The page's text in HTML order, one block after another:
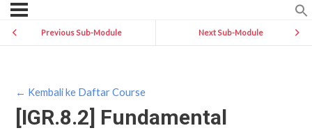
Previous Sub-Module Next Sub-Module
← Kembali ke Daftar Course
[IGR.8.2] Fundamental